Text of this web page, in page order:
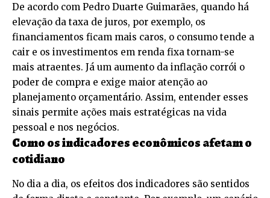
De acordo com Pedro Duarte Guimarães, quando há
elevação da taxa de juros, por exemplo, os
financiamentos ficam mais caros, o consumo tende a
cair e os investimentos em renda fixa tornam-se
mais atraentes. Já um aumento da inflação corrói o
poder de compra e exige maior atenção ao
planejamento orçamentário. Assim, entender esses
sinais permite ações mais estratégicas na vida
pessoal e nos negócios.
Como os indicadores econômicos afetam o
cotidiano
No dia a dia, os efeitos dos indicadores são sentidos